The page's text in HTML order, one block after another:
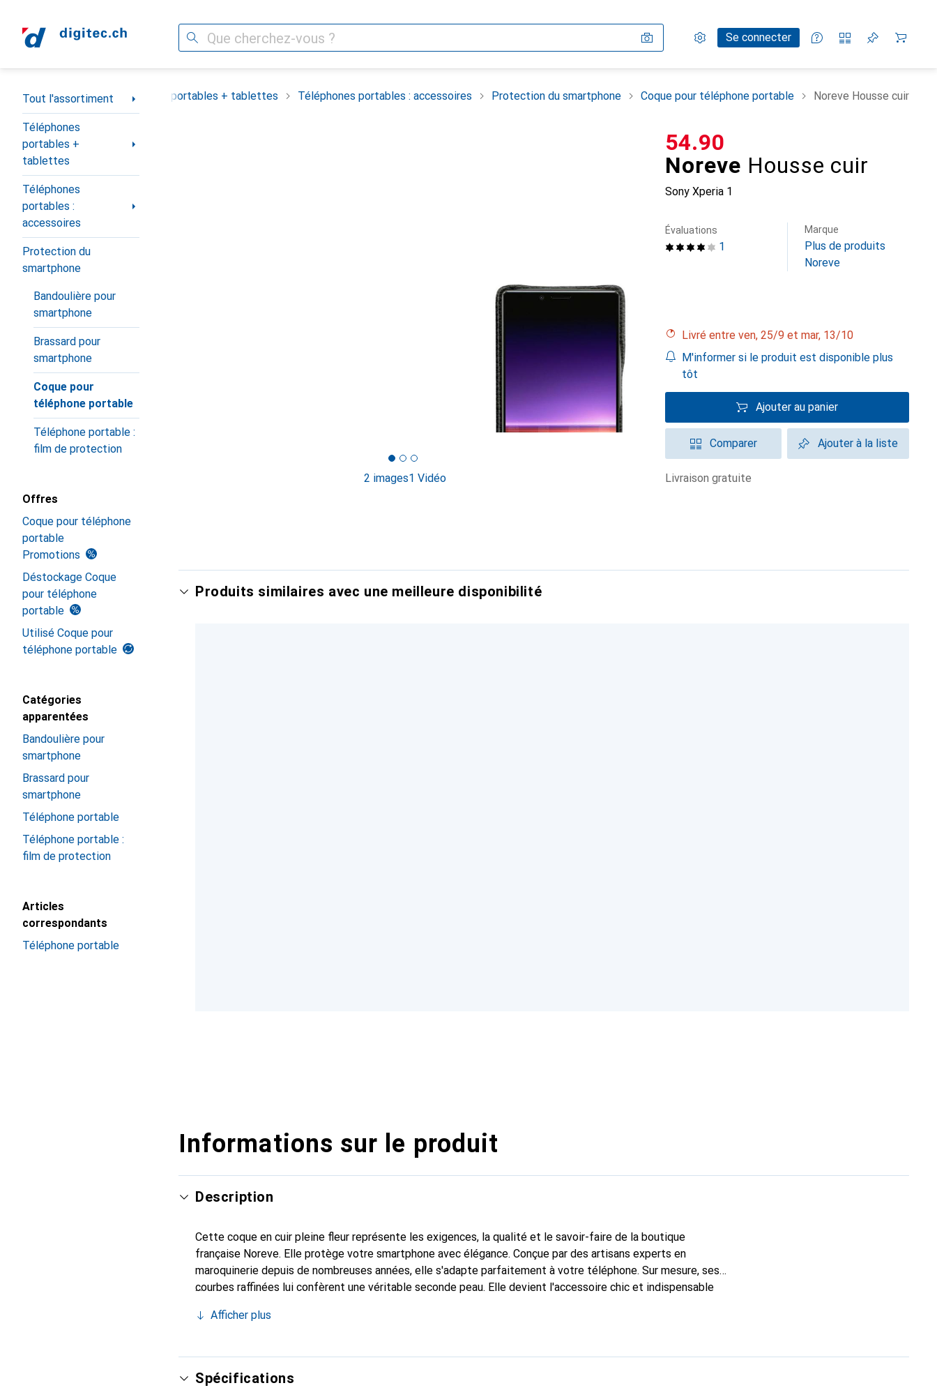
Recherche Paramètres
Compte clientSe connecter
Listes de comparaison
Listes d'envies
Panier
Navigation par catégorie
Tout l'assortiment
Téléphones
portables +
tablettes
Téléphones
portables :
accessoires
Protection du
smartphone
Bandoulière pour
smartphone
Brassard pour
smartphone
Coque pour
téléphone portable
Téléphone portable :
film de protection
Offres
Coque pour téléphone
portable
Promotions
Déstockage Coque
pour téléphone
portable
Utilisé Coque pour
téléphone portable
Catégories
apparentées
Bandoulière pour
smartphone
Brassard pour
smartphone
Téléphone portable
Téléphone portable :
film de protection
Articles
correspondants
Téléphone portable
Tout l'assortiment Téléphones portables + tablettes Téléphones portables : accessoires Protection du smartphone Coque pour téléphone portable Noreve Housse cuir
2 images1 Vidéo
Noreve Housse cuir
Sony Xperia 1
CHF
54.90
1
Évaluations Marque
Plus de produits
Noreve
Livré entre ven, 25/9 et mar, 13/10
M'informer si le produit est disponible plus
tôt
Ajouter au panier
Comparer Ajouter à la liste
livraison gratuite
Produits similaires avec une meilleure disponibilité
Informations sur le produit
Description
Cette coque en cuir pleine fleur représente les exigences, la qualité et le savoir-faire de la boutique
française Noreve. Elle protège votre smartphone avec élégance. Conçue par des artisans experts en
maroquinerie depuis de nombreuses années, elle s'adapte parfaitement à votre téléphone. Sur mesure, ses
courbes raffinées lui confèrent une véritable seconde peau. Elle devient l'accessoire chic et indispensable
est un choix sûr pour une clientèle exigeante.
Afficher plus
Spécifications